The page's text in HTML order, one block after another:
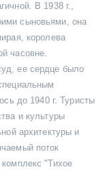
В 1938 г.,
сыновьями, она
королева
часовне.
ее сердце было
до 1940 г. Туристы
и культуры
архитектуры и
поток
"Тихое